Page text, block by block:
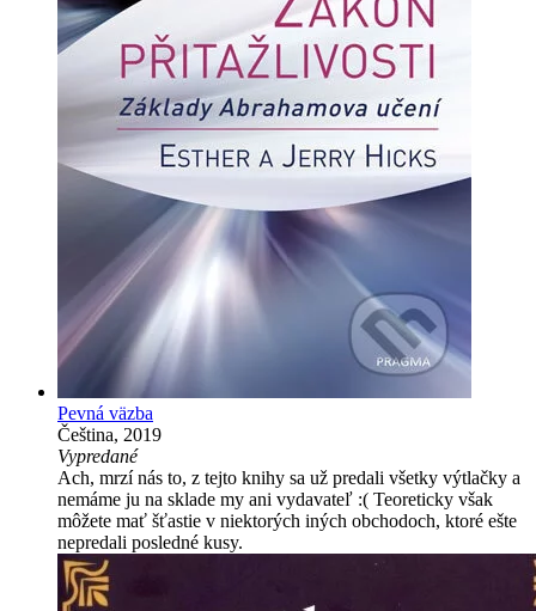
Pevná väzba
Čeština, 2019
Vypredané
Ach, mrzí nás to, z tejto knihy sa už predali všetky výtlačky a
nemáme ju na sklade my ani vydavateľ :( Teoreticky však
môžete mať šťastie v niektorých iných obchodoch, ktoré ešte
nepredali posledné kusy.